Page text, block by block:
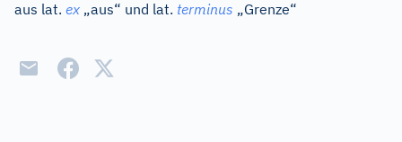
aus lat. ex „aus“ und lat. terminus „Grenze“